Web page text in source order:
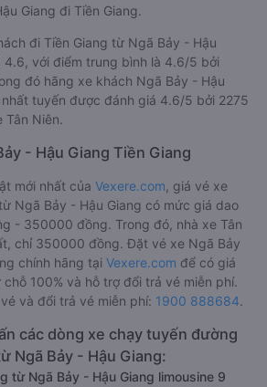
Giang đi Tiền Giang.
đi Tiền Giang từ Ngã Bảy - Hậu
4.6, với điểm trung bình là 4.6/5 bởi
đó hãng xe khách Ngã Bảy - Hậu
nhất tuyến được đánh giá 4.6/5 bởi 2275
Tân Niên.
- Hậu Giang Tiền Giang
mới nhất của Vexere.com , giá vé xe
Ngã Bảy - Hậu Giang có mức giá dao
- 350000 đồng. Trong đó, nhà xe Tân
chỉ 350000 đồng. Đặt vé xe Ngã Bảy
chính hãng tại Vexere.com để có giá
100% và hỗ trợ đổi trả vé miễn phí.
và đổi trả vé miễn phí: 1900 888684.
các dòng xe chạy tuyến đường
Ngã Bảy - Hậu Giang:
từ Ngã Bảy - Hậu Giang limousine 9